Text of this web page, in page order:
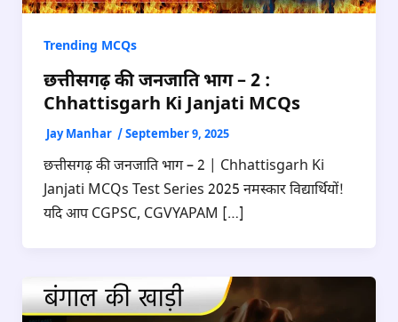
Trending MCQs
छत्तीसगढ़ की जनजाति भाग – 2 :
Chhattisgarh Ki Janjati MCQs
Jay Manhar /September 9, 2025
छत्तीसगढ़ की जनजाति भाग – 2 | Chhattisgarh Ki
Janjati MCQs Test Series 2025 नमस्कार विद्यार्थियों!
यदि आप CGPSC, CGVYAPAM […]